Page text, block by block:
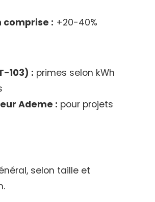
: +20-40%
103) : primes selon kWh
Ademe : pour projets
selon taille et